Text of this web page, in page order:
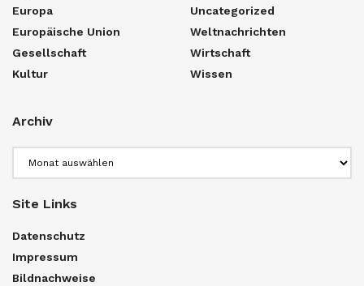
Europa
Europäische Union
Gesellschaft
Kultur
Uncategorized
Weltnachrichten
Wirtschaft
Wissen
Archiv
Site Links
Datenschutz
Impressum
Bildnachweise